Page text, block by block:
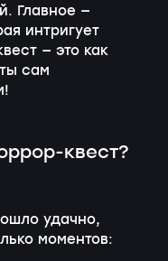
Главное —
интригует
— это как
сам
квест?
удачно,
моментов: